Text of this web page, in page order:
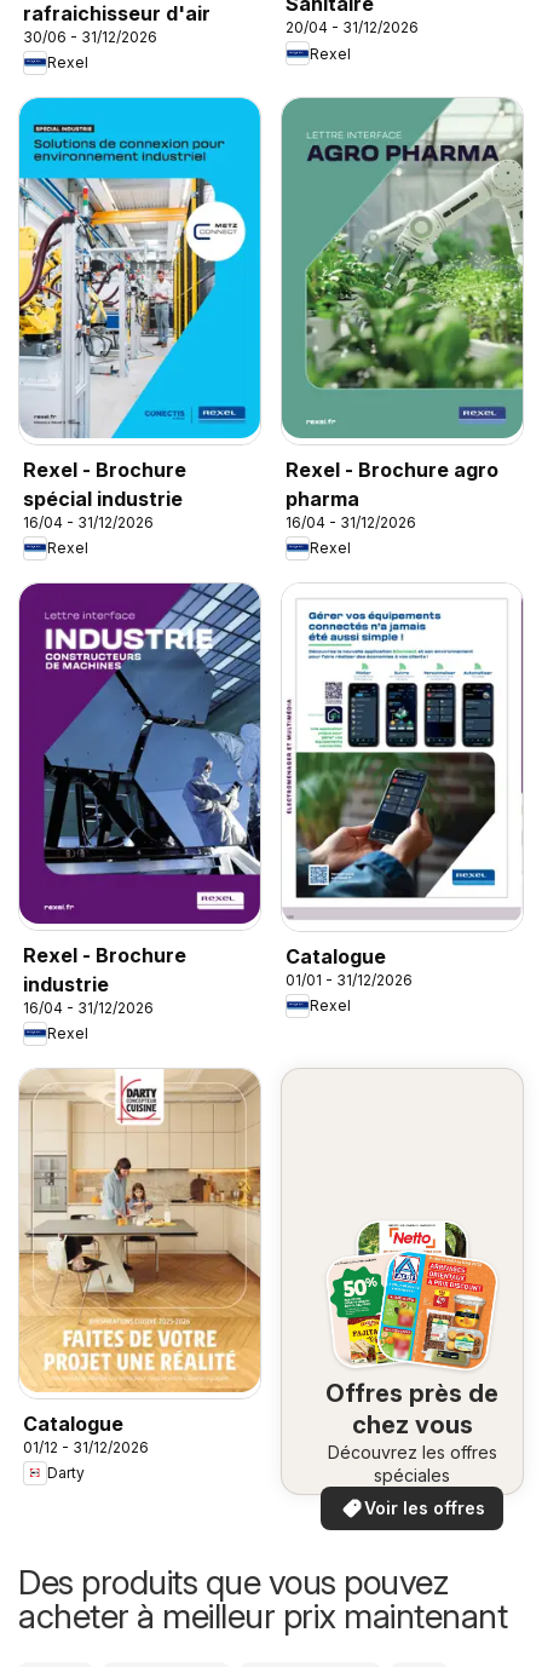
rafraichisseur d'air
30/06 - 31/12/2026
Rexel
20/04 - 31/12/2026
Rexel
Rexel - Brochure
spécial industrie
16/04 - 31/12/2026
Rexel
Rexel - Brochure agro
pharma
16/04 - 31/12/2026
Rexel
Rexel - Brochure
industrie
16/04 - 31/12/2026
Rexel
Catalogue
01/01 - 31/12/2026
Rexel
Catalogue
01/12 - 31/12/2026
Darty
Offres près de
chez vous
Découvrez les offres
spéciales
Voir les offres
Des produits que vous pouvez
acheter à meilleur prix maintenant